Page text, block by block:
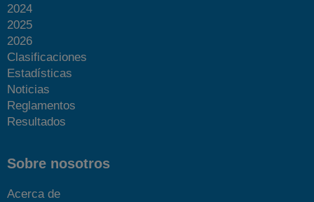
2024
2025
2026
Clasificaciones
Estadísticas
Noticias
Reglamentos
Resultados
Sobre nosotros
Acerca de